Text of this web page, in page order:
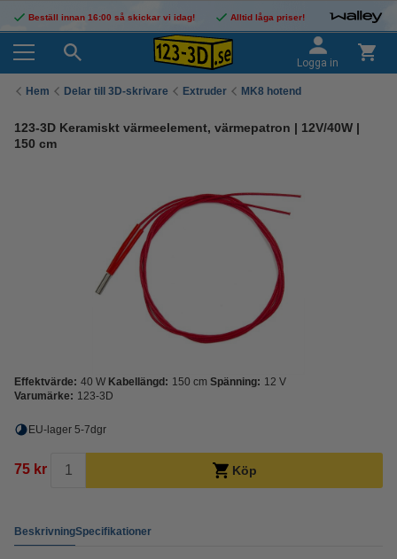
Beställ innan 16:00 så skickar vi idag! Alltid låga priser!
Logga in
Hem Delar till 3D-skrivare Extruder MK8 hotend
123-3D Keramiskt värmeelement, värmepatron | 12V/40W |
150 cm
Effektvärde: 40 W Kabellängd: 150 cm Spänning: 12 V
Varumärke: 123-3D
EU-lager 5-7dgr
75 kr Köp
BeskrivningSpecifikationer